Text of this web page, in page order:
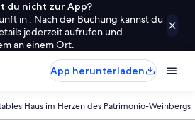
du nicht zur App?
in . Nach der Buchung kannst du
jederzeit aufrufen und
an einem Ort.
App herunterladen
Haus im Herzen des Patrimonio-Weinbergs